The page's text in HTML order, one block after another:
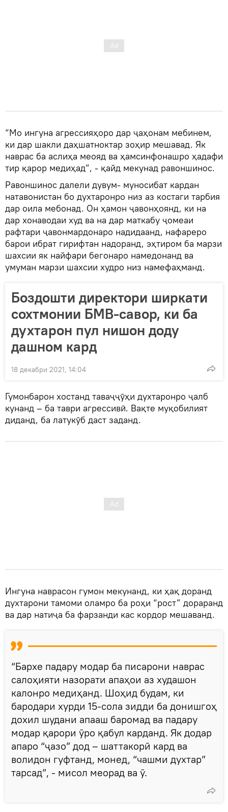
“Мо ингуна агрессияҳоро дар ҷаҳонам мебинем,
ки дар шакли даҳшатноктар зоҳир мешавад. Як
наврас ба аслиҳа меояд ва ҳамсинфонашро ҳадафи
тир қарор медиҳад”, - қайд мекунад равоншинос.
Равоншинос далели дувум- муносибат кардан
натавонистан бо духтаронро низ аз костаги тарбия
дар оила мебонад. Он ҳамон ҷавонҳоянд, ки на
дар хонаводаи худ ва на дар маткабу ҷомеаи
рафтари ҷавонмардонаро надидаанд, нафареро
барои ибрат гирифтан надоранд, эҳтиром ба марзи
шахсии як найфари бегонаро намедонанд ва
умуман марзи шахсии худро низ намефаҳманд.
Боздошти директори ширкати
сохтмонии БМВ-савор, ки ба
духтарон пул нишон доду
дашном кард
18 декабри 2021, 14:04
Гумонбарон хостанд таваҷҷӯҳи духтаронро ҷалб
кунанд – ба таври агрессивӣ. Вақте муқобилият
диданд, ба латукӯб даст заданд.
Ингуна наврасон гумон мекунанд, ки ҳақ доранд
духтарони тамоми оламро ба роҳи “рост” дораранд
ва дар натиҷа ба фарзанди кас кордор мешаванд.
“Бархе падару модар ба писарони наврас
салоҳияти назорати апаҳои аз худашон
калонро медиҳанд. Шоҳид будам, ки
бародари хурди 15-сола зидди ба донишгоҳ
дохил шудани апааш баромад ва падару
модар қарори ӯро қабул карданд. Як додар
апаро “ҷазо” дод – шаттакорӣ кард ва
волидон гуфтанд, монед, “чашми духтар”
тарсад”, - мисол меорад ва ӯ.